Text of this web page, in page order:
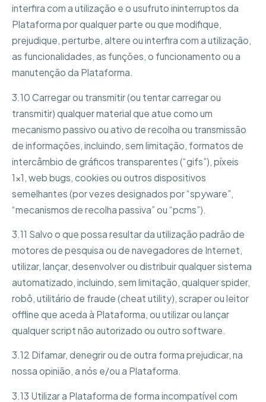
interfira com a utilização e o usufruto ininterruptos da
Plataforma por qualquer parte ou que modifique,
prejudique, perturbe, altere ou interfira com a utilização,
as funcionalidades, as funções, o funcionamento ou a
manutenção da Plataforma.
3.10 Carregar ou transmitir (ou tentar carregar ou
transmitir) qualquer material que atue como um
mecanismo passivo ou ativo de recolha ou transmissão
de informações, incluindo, sem limitação, formatos de
intercâmbio de gráficos transparentes (“gifs”), píxeis
1×1, web bugs, cookies ou outros dispositivos
semelhantes (por vezes designados por “spyware”,
“mecanismos de recolha passiva” ou “pcms”).
3.11 Salvo o que possa resultar da utilização padrão de
motores de pesquisa ou de navegadores de Internet,
utilizar, lançar, desenvolver ou distribuir qualquer sistema
automatizado, incluindo, sem limitação, qualquer spider,
robô, utilitário de fraude (cheat utility), scraper ou leitor
offline que aceda à Plataforma, ou utilizar ou lançar
qualquer script não autorizado ou outro software.
3.12 Difamar, denegrir ou de outra forma prejudicar, na
nossa opinião, a nós e/ou a Plataforma.
3.13 Utilizar a Plataforma de forma incompatível com